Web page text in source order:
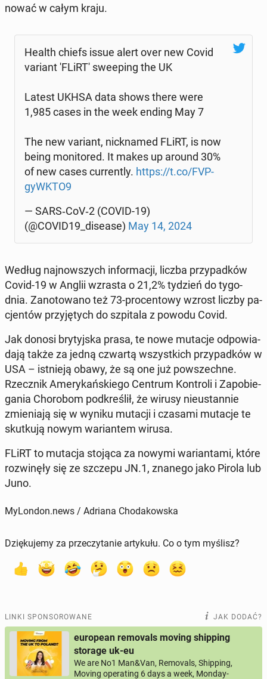
no­wać w całym kraju.
Health chiefs issue alert over new Covid
variant 'FLiRT' swe­eping the UK
Latest UKHSA data shows there were
1,985 cases in the week ending May 7
The new variant, nick­na­med FLiRT, is now
being mo­ni­to­red. It makes up around 30%
of new cases cur­ren­tly. https://t.co/FVP­
gyWK­TO9
— SAR­S‑Co­V‑2 (COVID-19)
(@COVID19_disease) May 14, 2024
Według naj­now­szych in­for­ma­cji, liczba przy­pad­ków
Covid-19 w Anglii wzrasta o 21,2% tydzień do ty­go­
dnia. Za­no­to­wa­no też 73-pro­cen­to­wy wzrost liczby pa­
cjen­tów przy­ję­tych do szpi­ta­la z powodu Covid.
Jak donosi bry­tyj­ska prasa, te nowe mutacje od­po­wia­
da­ją także za jedną czwartą wszyst­kich przy­pad­ków w
USA – ist­nie­ją obawy, że są one już po­wszech­ne.
Rzecz­nik Ame­ry­kań­skie­go Centrum Kon­tro­li i Za­po­bie­
ga­nia Cho­ro­bom pod­kre­ślił, że wirusy nie­ustan­nie
zmie­nia­ją się w wyniku mutacji i czasami mutacje te
skut­ku­ją nowym wa­rian­tem wirusa.
FLiRT to mutacja stojąca za nowymi wa­rian­ta­mi, które
roz­wi­nę­ły się ze szczepu JN.1, znanego jako Pirola lub
Juno.
MyLondon.news / Adriana Chodakowska
Dziękujemy za przeczytanie artykułu. Co o tym myślisz?
LINKI SPONSOROWANE JAK DODAĆ?
european removals moving shipping
storage uk-eu
We are No1 Man&Van, Removals, Shipping,
Moving operating 6 days a week, Monday-